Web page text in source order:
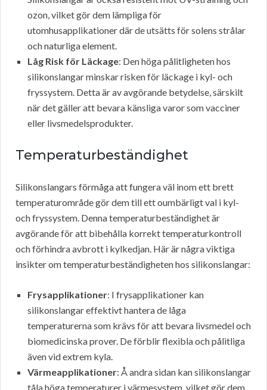
ozon, vilket gör dem lämpliga för
utomhusapplikationer där de utsätts för solens strålar
och naturliga element.
Låg Risk för Läckage: Den höga pålitligheten hos
silikonslangar minskar risken för läckage i kyl- och
fryssystem. Detta är av avgörande betydelse, särskilt
när det gäller att bevara känsliga varor som vacciner
eller livsmedelsprodukter.
Temperaturbeständighet
Silikonslangars förmåga att fungera väl inom ett brett
temperaturområde gör dem till ett oumbärligt val i kyl-
och fryssystem. Denna temperaturbeständighet är
avgörande för att bibehålla korrekt temperaturkontroll
och förhindra avbrott i kylkedjan. Här är några viktiga
insikter om temperaturbeständigheten hos silikonslangar:
Frysapplikationer: I frysapplikationer kan
silikonslangar effektivt hantera de låga
temperaturerna som krävs för att bevara livsmedel och
biomedicinska prover. De förblir flexibla och pålitliga
även vid extrem kyla.
Värmeapplikationer: Å andra sidan kan silikonslangar
tåla höga temperaturer i värmesystem, vilket gör dem